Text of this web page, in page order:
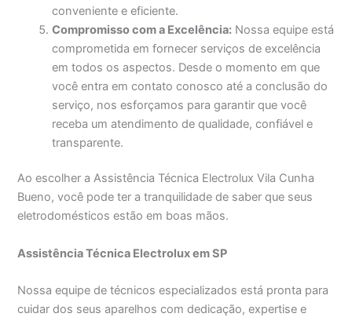
conveniente e eficiente.
Compromisso com a Excelência: Nossa equipe está
comprometida em fornecer serviços de excelência
em todos os aspectos. Desde o momento em que
você entra em contato conosco até a conclusão do
serviço, nos esforçamos para garantir que você
receba um atendimento de qualidade, confiável e
transparente.
Ao escolher a Assistência Técnica Electrolux Vila Cunha
Bueno, você pode ter a tranquilidade de saber que seus
eletrodomésticos estão em boas mãos.
Assistência Técnica Electrolux em SP
Nossa equipe de técnicos especializados está pronta para
cuidar dos seus aparelhos com dedicação, expertise e